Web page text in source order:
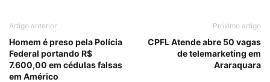
Artigo anterior
Homem é preso pela Polícia
Federal portando R$
7.600,00 em cédulas falsas
em Américo
Próximo artigo
CPFL Atende abre 50 vagas
de telemarketing em
Araraquara